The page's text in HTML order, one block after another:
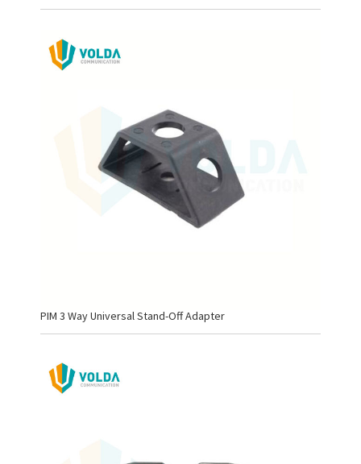
PIM 3 Way Universal Stand-Off Adapter